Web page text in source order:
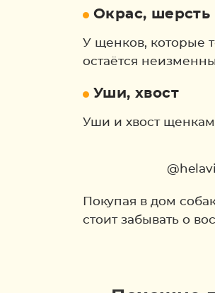
Окрас, шерсть
У щенков, которые
остаётся
Уши, хвост
Уши и хвост
Покупая в дом
стоит забывать о